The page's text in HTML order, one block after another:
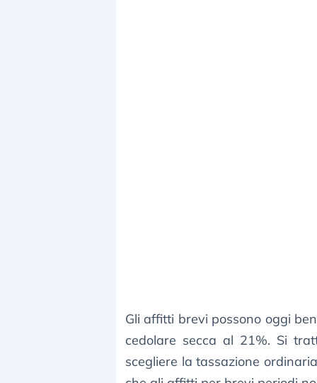
Gli affitti brevi possono oggi
cedolare secca al 21%. Si
scegliere la tassazione